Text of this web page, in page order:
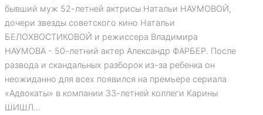
бывший муж 52-летней актрисы Натальи НАУМОВОЙ,
дочери звезды советского кино Натальи
БЕЛОХВОСТИКОВОЙ и режиссера Владимира
НАУМОВА - 50-летний актер Александр ФАРБЕР. После
развода и скандальных разборок из-за ребенка он
неожиданно для всех появился на премьере сериала
«Адвокаты» в компании 33-летней коллеги Карины
ШИШЛ...